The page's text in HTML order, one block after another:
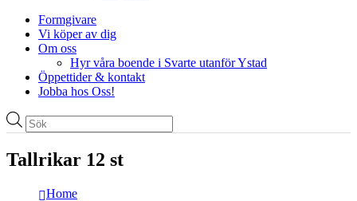
Formgivare
Vi köper av dig
Om oss
Hyr våra boende i Svarte utanför Ystad
Öppettider & kontakt
Jobba hos Oss!
Produktsökning
Tallrikar 12 st
Home